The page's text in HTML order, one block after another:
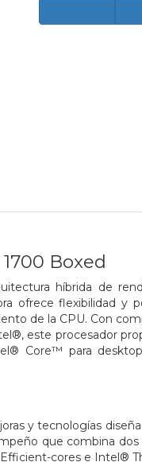
Boxed
híbrida de
ofrece flexibilidad y
de la CPU. Con
este procesador
Core™ para
y tecnologías
que combina
cores e Intel®